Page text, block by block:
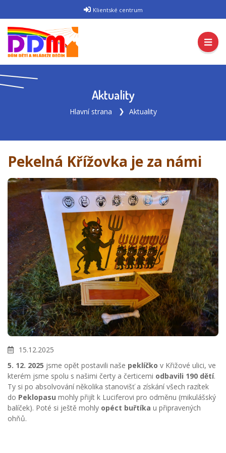
Klientské centrum
Aktuality
Hlavní strana Aktuality
Pekelná Křížovka je za námi
15.12.2025
5. 12. 2025 jsme opět postavili naše peklíčko v Křižové ulici, ve
kterém jsme spolu s našimi čerty a čerticemi odbavili 190 dětí.
Ty si po absolvování několika stanovišť a získání všech razítek
do Peklopasu mohly přijít k Luciferovi pro odměnu (mikulášský
balíček). Poté si ještě mohly opéct buřtíka u připravených
ohňů.